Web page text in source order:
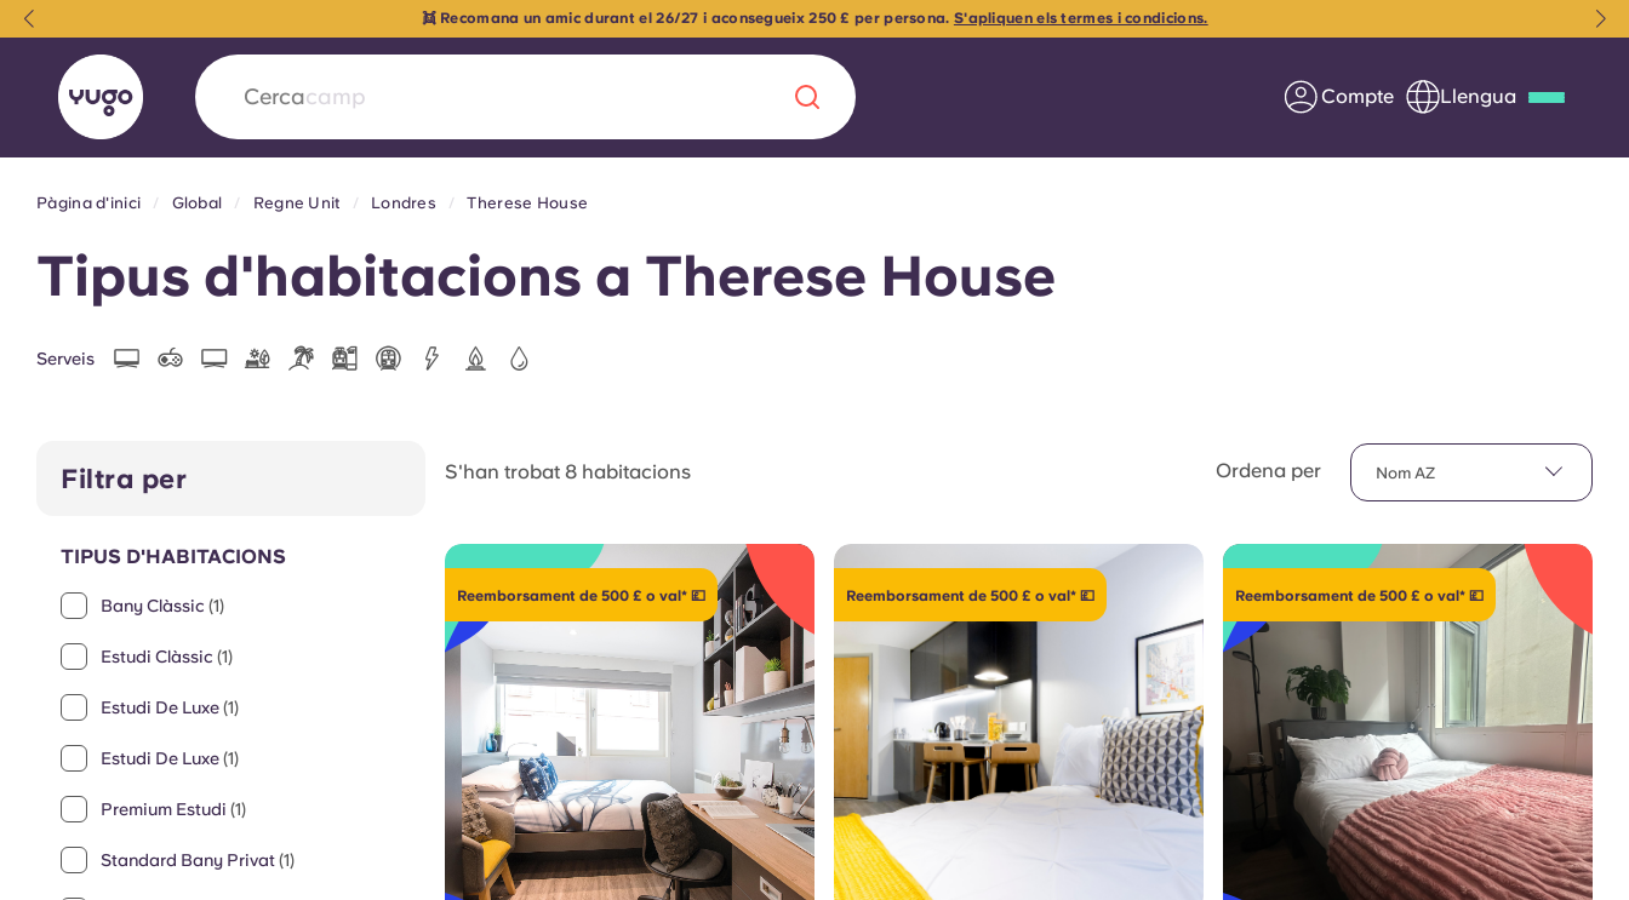
Cercacamp Compte Llengua
Yugo La col·laboració pionera de amb VCARB fomenta la
Informació per a pares
Poseu-vos en contacte
English (GB) English (US) Chinese
Portuguese
👯 Recomana un amic durant el 26/27 i aconsegueix 250 £ per persona. S'apliquen els termes i condicions.
Pàgina d'inici Global Regne Unit Londres Therese House
Tipus d'habitacions a Therese House
Serveis
S'han trobat 8 ​​habitacions Ordena per Nom AZ
Filtra per
TIPUS D'HABITACIONS
Bany Clàssic (1)
Estudi Clàssic (1)
Estudi De Luxe(1)
Estudi De Luxe(1)
Premium Estudi (1)
Standard Bany Privat(1)
Reemborsament de 500 £ o val* 💷 Reemborsament de 500 £ o val* 💷 Reemborsament de 500 £ o val* 💷